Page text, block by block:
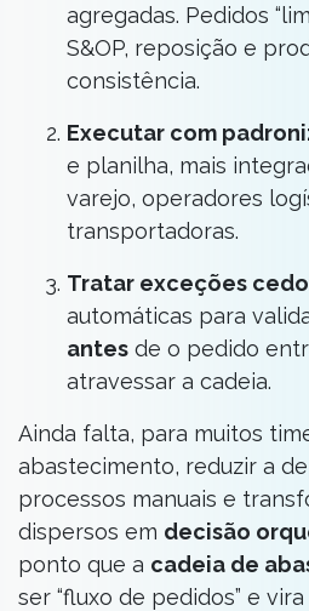
agregadas. Pedidos
S&OP, reposição e
consistência.
Executar com
e planilha, mais
varejo, operadores
transportadoras.
Tratar exceções cedo
automáticas para
antes de o pedido
atravessar a cadeia.
Ainda falta, para muitos
abastecimento, reduzir a
processos manuais e
dispersos em decisão
ponto que a cadeia de
ser “fluxo de pedidos” e vira